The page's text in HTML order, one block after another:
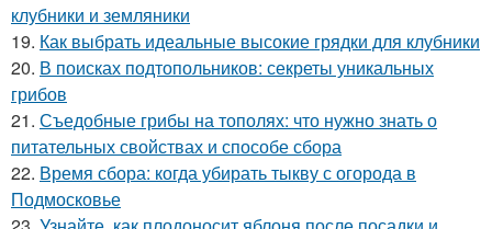
клубники и земляники
19. Как выбрать идеальные высокие грядки для клубники
20. В поисках подтопольников: секреты уникальных
грибов
21. Съедобные грибы на тополях: что нужно знать о
питательных свойствах и способе сбора
22. Время сбора: когда убирать тыкву с огорода в
Подмосковье